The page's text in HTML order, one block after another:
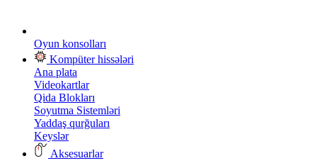
Oyun konsolları
Kompüter hissələri
Ana plata
Videokartlar
Qida Blokları
Soyutma Sistemləri
Yaddaş qurğuları
Keyslər
Aksesuarlar